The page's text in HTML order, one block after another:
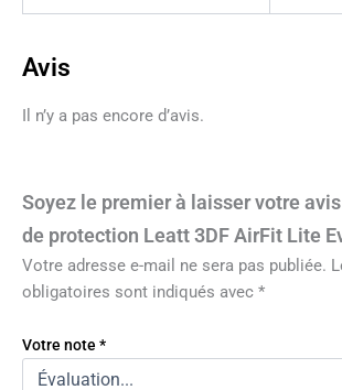
Avis
Il n’y a pas encore d’avis.
Soyez le premier à laisser votre
de protection Leatt 3DF AirFit Lite
Votre adresse e-mail ne sera pas publiée.
obligatoires sont indiqués avec *
Votre note *